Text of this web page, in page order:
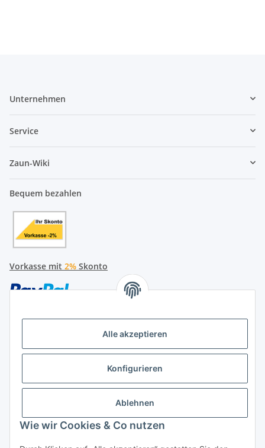
Alle akzeptieren
Konfigurieren
Ablehnen
Wie wir Cookies & Co nutzen
Unternehmen
Service
Zaun-Wiki
Bequem bezahlen
Vorkasse mit 2% Skonto
Später bezahlen